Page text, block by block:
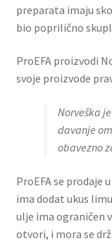
preparata imaju
bio poprilično
ProEFA proizvodi
svoje proizvode
Norveška
davanje
obavezno
ProEFA se prodaje
ima dodat ukus
ulje ima ograničen
otvori, i mora se